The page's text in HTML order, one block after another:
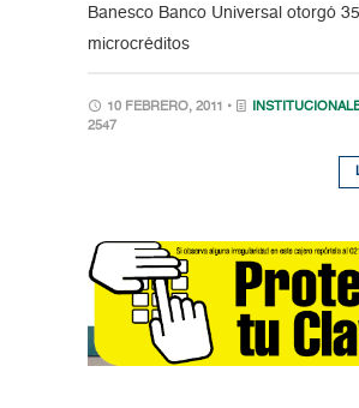
Banesco Banco Universal otorgó
microcréditos
10 FEBRERO, 2011 •
2547